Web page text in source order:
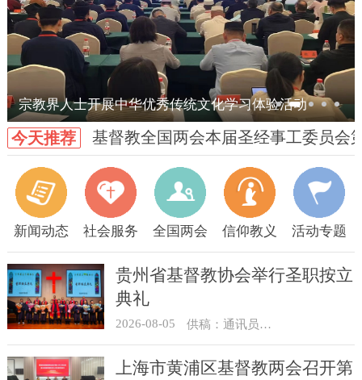
宗教界人士开展中华优秀传统文化学习体验活动
今天推荐 基督教全国两会本届圣经事工委员会
新闻动态 社会服务 全国两会 信仰教义 活动专题
贵州省基督教协会举行圣职按立
典礼
2026-08-05 供稿：通讯员 杨菁
上海市黄浦区基督教两会召开第